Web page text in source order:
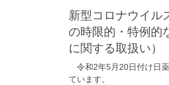
新型コロナウイル
の時限的・特例的
に関する取扱い）
令和2年5月20日付け日
ています。